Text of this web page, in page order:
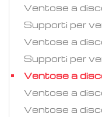
Ventose a
Supporti per
Ventose a
Supporti per
Ventose a
Ventose a
Ventose a